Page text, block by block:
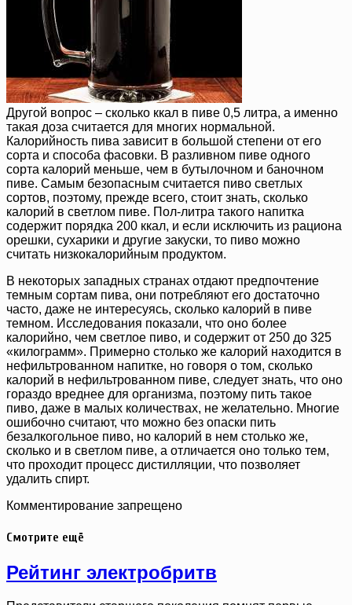
Другой вопрос – сколько ккал в пиве 0,5 литра, а именно
такая доза считается для многих нормальной.
Калорийность пива зависит в большой степени от его
сорта и способа фасовки. В разливном пиве одного
сорта калорий меньше, чем в бутылочном и баночном
пиве. Самым безопасным считается пиво светлых
сортов, поэтому, прежде всего, стоит знать, сколько
калорий в светлом пиве. Пол-литра такого напитка
содержит порядка 200 ккал, и если исключить из рациона
орешки, сухарики и другие закуски, то пиво можно
считать низкокалорийным продуктом.
В некоторых западных странах отдают предпочтение
темным сортам пива, они потребляют его достаточно
часто, даже не интересуясь, сколько калорий в пиве
темном. Исследования показали, что оно более
калорийно, чем светлое пиво, и содержит от 250 до 325
«килограмм». Примерно столько же калорий находится в
нефильтрованном напитке, но говоря о том, сколько
калорий в нефильтрованном пиве, следует знать, что оно
гораздо вреднее для организма, поэтому пить такое
пиво, даже в малых количествах, не желательно. Многие
ошибочно считают, что можно без опаски пить
безалкогольное пиво, но калорий в нем столько же,
сколько и в светлом пиве, а отличается оно только тем,
что проходит процесс дистилляции, что позволяет
удалить спирт.
Комментирование запрещено
Смотрите ещё
Рейтинг электробритв